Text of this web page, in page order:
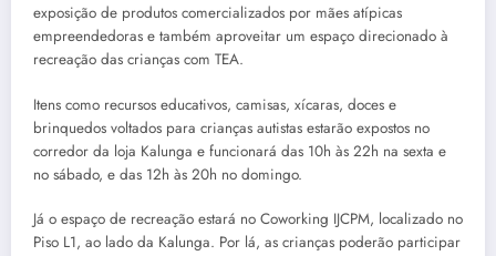
exposição de produtos comercializados por mães atípicas
empreendedoras e também aproveitar um espaço direcionado à
recreação das crianças com TEA.
Itens como recursos educativos, camisas, xícaras, doces e
brinquedos voltados para crianças autistas estarão expostos no
corredor da loja Kalunga e funcionará das 10h às 22h na sexta e
no sábado, e das 12h às 20h no domingo.
Já o espaço de recreação estará no Coworking IJCPM, localizado no
Piso L1, ao lado da Kalunga. Por lá, as crianças poderão participar